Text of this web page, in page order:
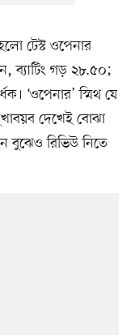
টেস্ট ওপেনার
ব্যাটিং গড় ২৮.৫০;
‘ওপেনার’ স্মিথ যে
দেখেই বোঝা
বুঝেও রিভিউ নিতে